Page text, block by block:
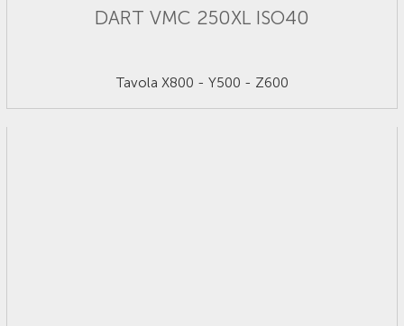
DART VMC 250XL ISO40
Tavola X800 - Y500 - Z600